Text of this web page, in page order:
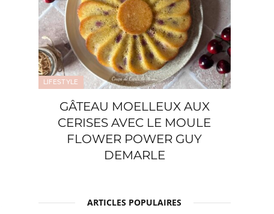
LIFESTYLE
GÂTEAU MOELLEUX AUX
CERISES AVEC LE MOULE
FLOWER POWER GUY
DEMARLE
ARTICLES POPULAIRES